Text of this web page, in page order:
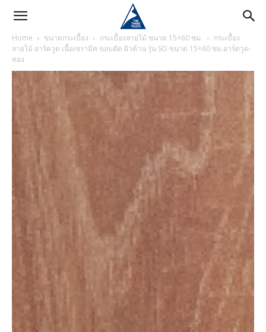
Home ขนาดกระเบื้อง กระเบื้องลายไม้ ขนาด 15×60 ซม.
กระเบื้อง
ลายไม้ อาร์ตวูด เนื้อเซรามิค ขอบตัด ผิวด้าน รุ่น SO ขนาด 15×60 ซม.อาร์ตวูด-
ทอง